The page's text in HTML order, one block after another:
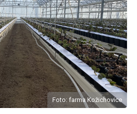
Foto: farma Kožichovice